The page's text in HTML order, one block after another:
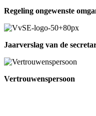
Regeling ongewenste
Jaarverslag van de
Vertrouwenspersoon